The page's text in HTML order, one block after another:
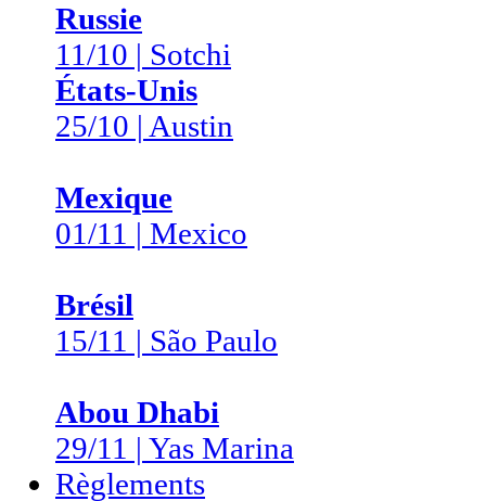
Russie
11/10 | Sotchi
États-Unis
25/10 | Austin
Mexique
01/11 | Mexico
Brésil
15/11 | São Paulo
Abou Dhabi
29/11 | Yas Marina
Règlements